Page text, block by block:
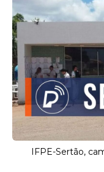
IFPE-Sertão,